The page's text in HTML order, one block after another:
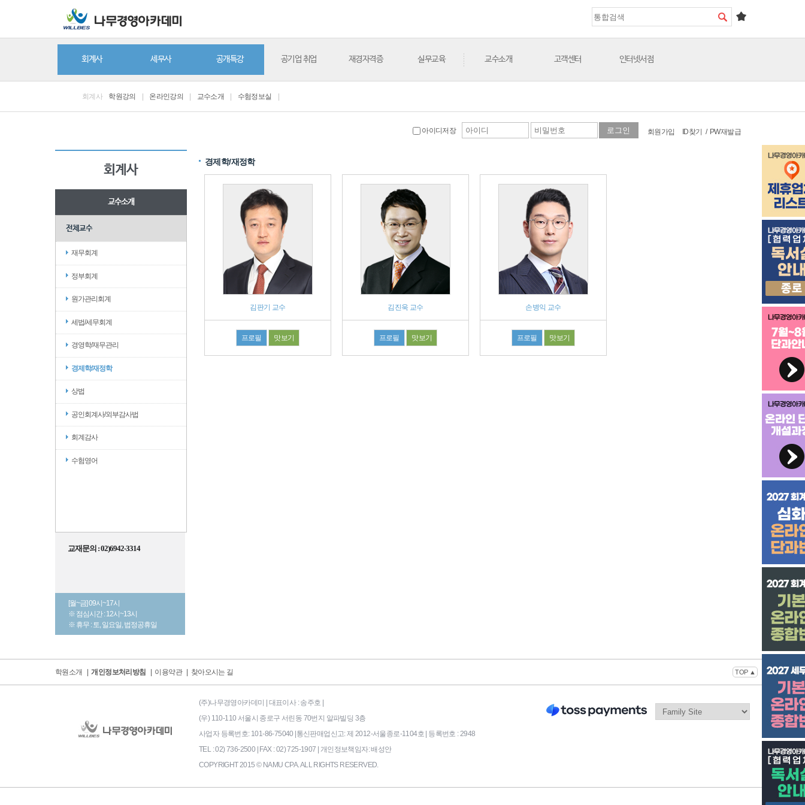
회계사 세무사 공개특강 공기업 취업 재경자격증 실무교육 교수소개 고객센터 인터넷서점
회계사 학원강의 온라인강의 교수소개 수험정보실
아이디저장 회원가입 ID찾기 / PW재발급
회계사
교수소개
전체교수
재무회계
정부회계
원가관리회계
세법/세무회계
경영학/재무관리
경제학/재정학
상법
공인회계사/외부감사법
회계감사
수험영어
교재문의 : 02)6942-3314
[월~금] 09시~17시
※ 점심시간 : 12시~13시
※ 휴무 : 토, 일요일, 법정공휴일
경제학/재정학
김판기 교수
프로필 맛보기
김진욱 교수
프로필 맛보기
손병익 교수
프로필 맛보기
학원소개 개인정보처리방침 이용약관 찾아오시는 길 TOP ▲
(주)나무경영아카데미 | 대표이사 : 송주호 |
(우) 110-110 서울시 종로구 서린동 70번지 알파빌딩 3층
사업자 등록번호: 101-86-75040 | 통신판매업신고: 제 2012-서울종로-1104호 | 등록번호 : 2948
TEL : 02) 736-2500 | FAX : 02) 725-1907 | 개인정보책임자: 배성안
COPYRIGHT 2015 © NAMU CPA. ALL RIGHTS RESERVED.169|End Timer : 6.500244E-02